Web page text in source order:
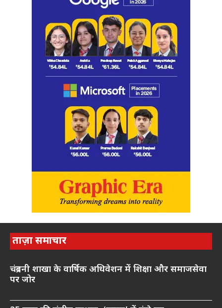
ताज़ा समाचार
चंद्रबनी शाखा के वार्षिक अधिवेशन में शिक्षा और समाजसेवा
पर जोर